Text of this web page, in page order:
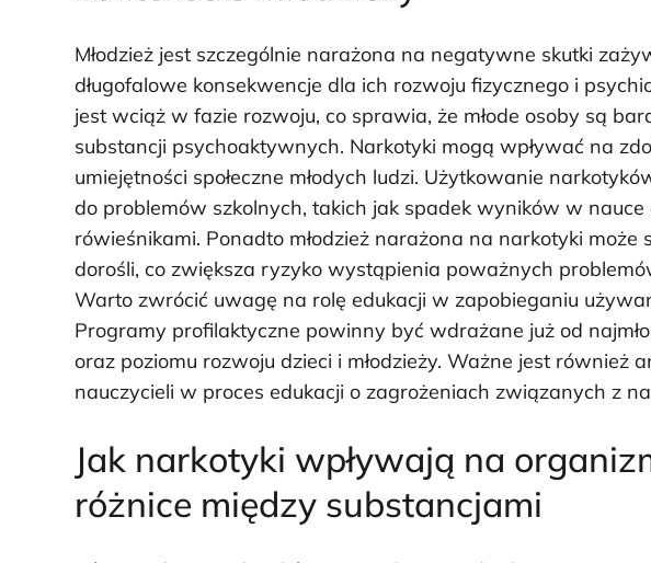
Młodzież jest szczególnie narażona na negatywne skutki
długofalowe konsekwencje dla ich rozwoju fizycznego i
jest wciąż w fazie rozwoju, co sprawia, że młode osoby są
substancji psychoaktywnych. Narkotyki mogą wpływać na
umiejętności społeczne młodych ludzi. Użytkowanie
do problemów szkolnych, takich jak spadek wyników w
rówieśnikami. Ponadto młodzież narażona na narkotyki może
dorośli, co zwiększa ryzyko wystąpienia poważnych
Warto zwrócić uwagę na rolę edukacji w zapobieganiu
Programy profilaktyczne powinny być wdrażane już od
oraz poziomu rozwoju dzieci i młodzieży. Ważne jest również
nauczycieli w proces edukacji o zagrożeniach związanych z
Jak narkotyki wpływają na
różnice między substancjami